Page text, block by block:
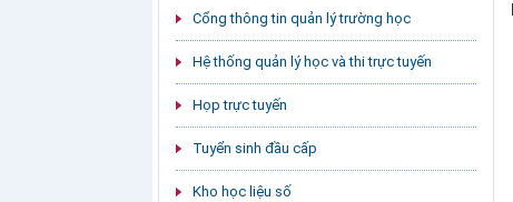
Cổng thông tin quản lý trường học
Hệ thống quản lý học và thi trực tuyến
Họp trực tuyến
Tuyển sinh đầu cấp
Kho học liệu số